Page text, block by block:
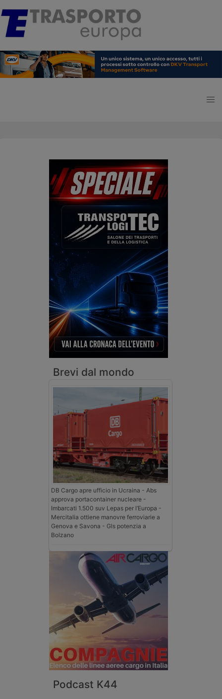
Brevi dal mondo
DB Cargo apre ufficio in Ucraina - Abs
approva portacontainer nucleare -
Imbarcati 1.500 suv Lepas per l’Europa -
Mercitalia ottiene manovre ferroviarie a
Genova e Savona - Gls potenzia a
Bolzano
Podcast K44